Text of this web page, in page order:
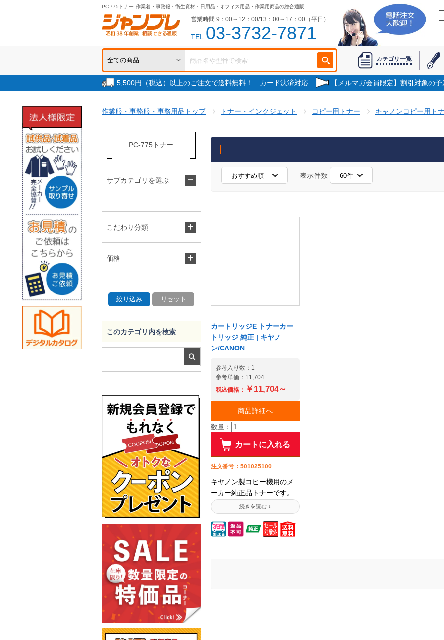
PC-775トナー 作業着・事務服・衛生資材・日用品・オフィス用品・作業用商品の総合通販
営業時間 9：00～12：00/13：00～17：00（平日）
TEL.03-3732-7871
カテゴリ一覧
5,500円（税込）以上のご注文で送料無料！ カード決済対応 【メルマガ会員限定】割引対象の
作業服・事務服・事務用品トップ トナー・インクジェット コピー用トナー キャノンコピー用ト
表示件数
カートリッジE トナーカー
トリッジ 純正 | キヤノ
ン/CANON
参考入り数：1
参考単価：11,704
税込価格： ￥11,704～
商品詳細へ
数量：
カートに入れる
注文番号：501025100
キヤノン製コピー機用のメ
ーカー純正品トナーです。
純正品なのでクオリティ安
心。キヤノンカートリッジE
ブラック。純正品はパッケ
ージに「Canon」ロゴの表
PC-775トナー
サブカテゴリを選ぶ
こだわり分類
価格
このカテゴリ内を検索